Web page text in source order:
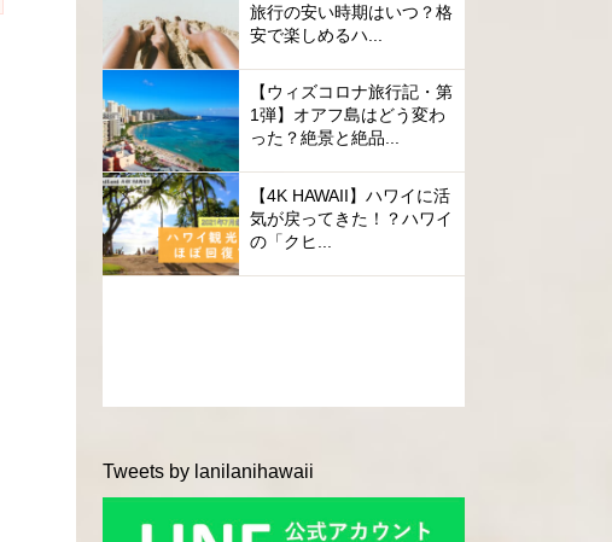
旅行の安い時期はいつ？格
安で楽しめるハ...
【ウィズコロナ旅行記・第
1弾】オアフ島はどう変わ
った？絶景と絶品...
【4K HAWAII】ハワイに活
気が戻ってきた！？ハワイ
の「クヒ...
Tweets by lanilanihawaii